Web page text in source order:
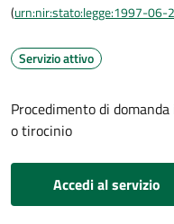
(urn:nir:stato:legge:1997-06-
Servizio attivo
Procedimento di
o tirocinio
Accedi al servizio